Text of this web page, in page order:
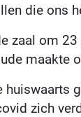
die ons
zaal om
maakte
zich